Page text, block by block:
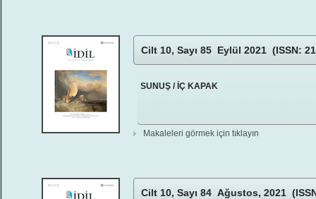
Cilt 10, Sayı 85 Eylül 2021 (ISSN:
SUNUŞ / İÇ KAPAK
Makaleleri görmek için tıklayın
Cilt 10, Sayı 84 Ağustos, 2021